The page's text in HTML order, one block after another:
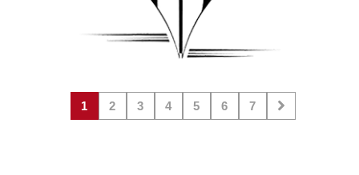
1 2 3 4 5 6 7